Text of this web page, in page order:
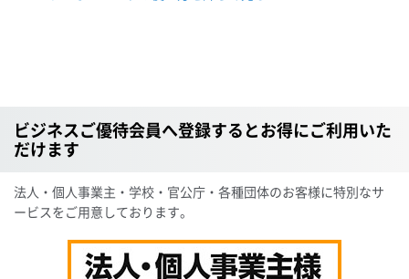
ビジネスご優待会員へ登録するとお得にご利用いた
だけます
法人・個人事業主・学校・官公庁・各種団体のお客様に特別なサ
ービスをご用意しております。